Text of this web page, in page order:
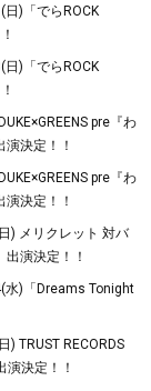
)「でらROCK
)「でらROCK
pre『わ
決定！！
pre『わ
決定！！
) メリクレット 対バ
演決定！！
水)「Dreams Tonight
) TRUST RECORDS
演決定！！